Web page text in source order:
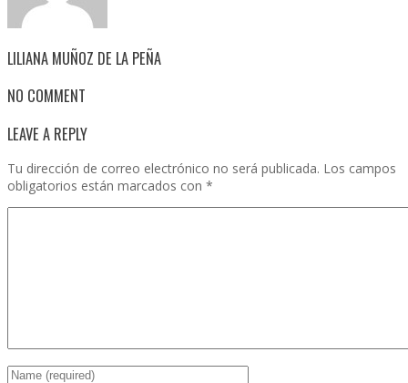
LILIANA MUÑOZ DE LA PEÑA
NO COMMENT
LEAVE A REPLY
Tu dirección de correo electrónico no será publicada. Los campos
obligatorios están marcados con *